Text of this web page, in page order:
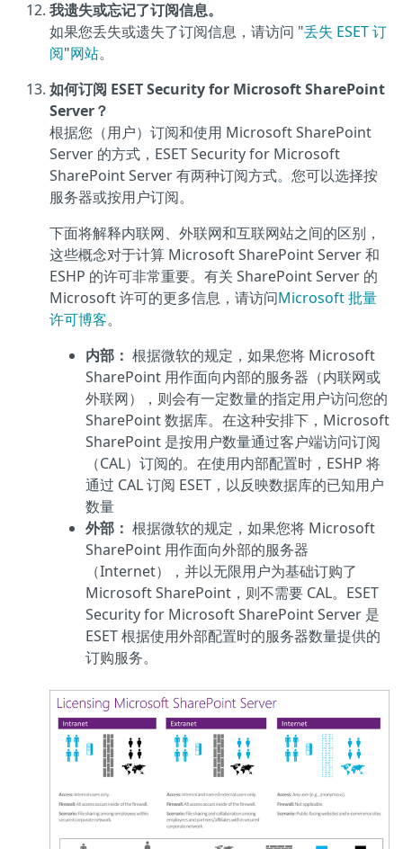
我遗失或忘记了订阅信息。
如果您丢失或遗失了订阅信息，请访问 "丢失 ESET 订
阅"网站。
如何订阅 ESET Security for Microsoft SharePoint
Server？
根据您（用户）订阅和使用 Microsoft SharePoint
Server 的方式，ESET Security for Microsoft
SharePoint Server 有两种订阅方式。您可以选择按
服务器或按用户订阅。
下面将解释内联网、外联网和互联网站之间的区别，
这些概念对于计算 Microsoft SharePoint Server 和
ESHP 的许可非常重要。有关 SharePoint Server 的
Microsoft 许可的更多信息，请访问Microsoft 批量
许可博客。
内部： 根据微软的规定，如果您将 Microsoft
SharePoint 用作面向内部的服务器（内联网或
外联网），则会有一定数量的指定用户访问您的
SharePoint 数据库。在这种安排下，Microsoft
SharePoint 是按用户数量通过客户端访问订阅
（CAL）订阅的。在使用内部配置时，ESHP 将
通过 CAL 订阅 ESET，以反映数据库的已知用户
数量
外部： 根据微软的规定，如果您将 Microsoft
SharePoint 用作面向外部的服务器
（Internet），并以无限用户为基础订购了
Microsoft SharePoint，则不需要 CAL。ESET
Security for Microsoft SharePoint Server 是
ESET 根据使用外部配置时的服务器数量提供的
订购服务。